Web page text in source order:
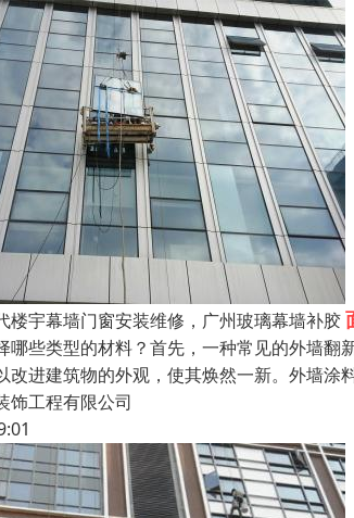
楼宇幕墙门窗安装维修，广州玻璃幕墙补胶
哪些类型的材料？首先，一种常见的外墙
改进建筑物的外观，使其焕然一新。外墙
饰工程有限公司